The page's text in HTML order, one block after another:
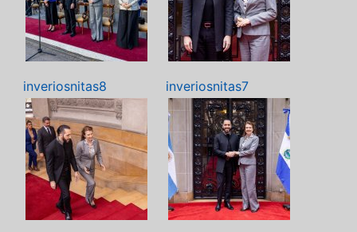
inveriosnitas8 inveriosnitas7